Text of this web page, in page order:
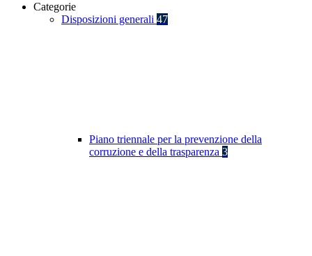
Categorie
Disposizioni generali 47
Piano triennale per la prevenzione della
corruzione e della trasparenza 3